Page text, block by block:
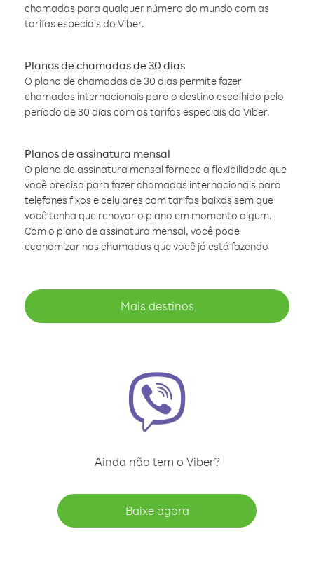
chamadas para qualquer número do mundo com as
tarifas especiais do Viber.
Planos de chamadas de 30 dias
O plano de chamadas de 30 dias permite fazer
chamadas internacionais para o destino escolhido pelo
período de 30 dias com as tarifas especiais do Viber.
Planos de assinatura mensal
O plano de assinatura mensal fornece a flexibilidade que
você precisa para fazer chamadas internacionais para
telefones fixos e celulares com tarifas baixas sem que
você tenha que renovar o plano em momento algum.
Com o plano de assinatura mensal, você pode
economizar nas chamadas que você já está fazendo
Mais destinos
Ainda não tem o Viber?
Baixe agora